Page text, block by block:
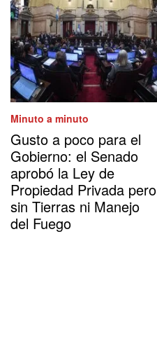
Minuto a minuto
Gusto a poco para el
Gobierno: el Senado
aprobó la Ley de
Propiedad Privada pero
sin Tierras ni Manejo
del Fuego